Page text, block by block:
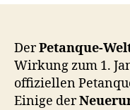
DerPetanque-
Wirkung zum 1.
offiziellen
Einige der